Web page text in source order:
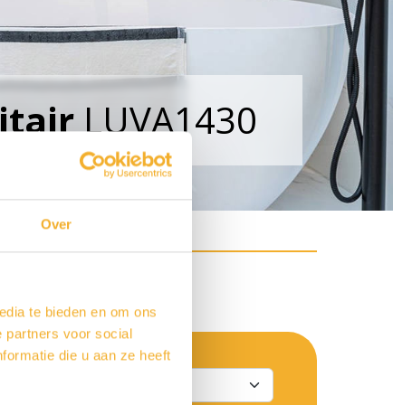
Over
te bieden en om ons
partners voor social
die u aan ze heeft
LUVA1430